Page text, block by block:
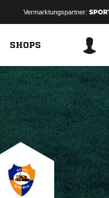
Vermarktungspartner:
SHOPS